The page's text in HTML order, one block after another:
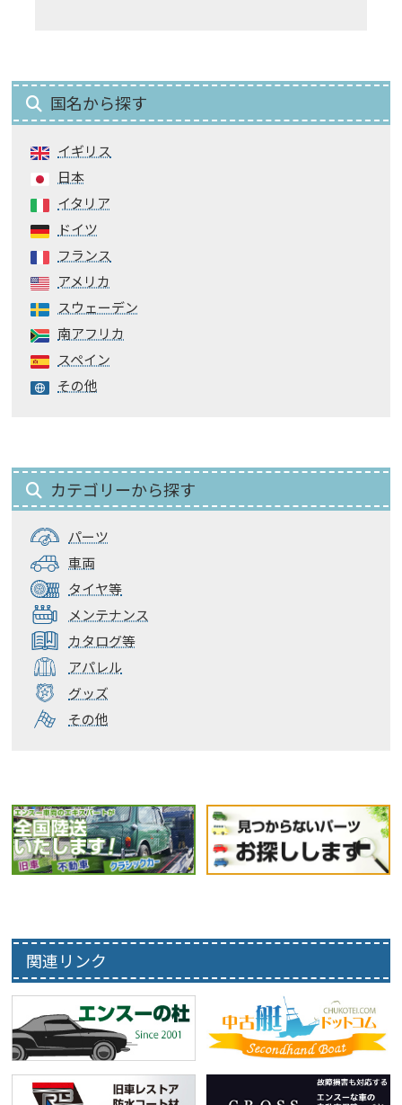
国名から探す
イギリス
日本
イタリア
ドイツ
フランス
アメリカ
スウェーデン
南アフリカ
スペイン
その他
カテゴリーから探す
パーツ
車両
タイヤ等
メンテナンス
カタログ等
アパレル
グッズ
その他
関連リンク